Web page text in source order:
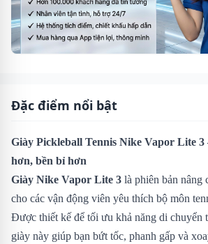
Đặc điểm nổi bật
Giày Pickleball Tennis Nike Vapor Lite 3
hơn, bền bỉ hơn
Giày Nike Vapor Lite 3 là phiên bản nâng
cho các vận động viên yêu thích bộ môn
Được thiết kế để tối ưu khả năng di chuyển
giày này giúp bạn bứt tốc, phanh gấp và